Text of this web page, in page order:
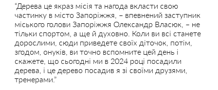
“Дерева це якраз місія та нагода вкласти свою
частинку в місто Запоріжжя, – впевнений заступник
міського голови Запоріжжя Олександр Власюк, – не
тільки спортом, а ще й духовно. Коли ви всі станете
дорослими, сюди приведете своїх діточок, потім,
згодом, онуків, ви точно вспомните цей день і
скажете, що сьогодні ми в 2024 році посадили
дерева, і це дерево посадив я зі своїми друзями,
тренерами.”